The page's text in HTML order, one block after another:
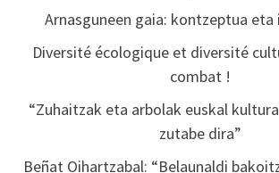
Arnasguneen gaia: kontzeptua
Diversité écologique et diversité
combat !
“Zuhaitzak eta arbolak euskal
zutabe dira”
Beñat Oihartzabal: “Belaunaldi